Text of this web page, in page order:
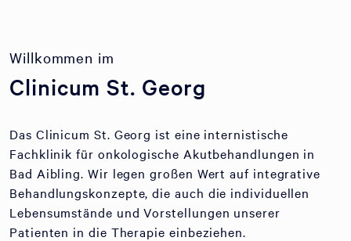
Willkommen im
Clinicum St. Georg
Das Clinicum St. Georg ist eine internistische
Fachklinik für onkologische Akutbehandlungen in
Bad Aibling. Wir legen großen Wert auf integrative
Behandlungskonzepte, die auch die individuellen
Lebensumstände und Vorstellungen unserer
Patienten in die Therapie einbeziehen.